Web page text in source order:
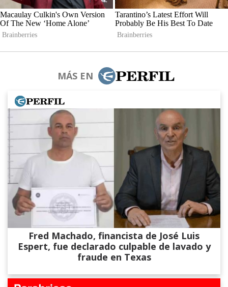
MÁS EN
Fred Machado, financista de José Luis
Espert, fue declarado culpable de lavado y
fraude en Texas